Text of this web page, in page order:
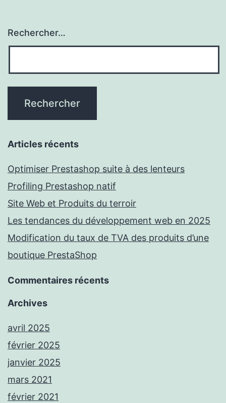
Rechercher…
Articles récents
Optimiser Prestashop suite à des lenteurs
Profiling Prestashop natif
Site Web et Produits du terroir
Les tendances du développement web en 2025
Modification du taux de TVA des produits d’une
boutique PrestaShop
Commentaires récents
Archives
avril 2025
février 2025
janvier 2025
mars 2021
février 2021